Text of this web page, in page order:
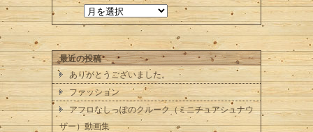
最近の投稿
ありがとうございました。
ファッション
アフロなしっぽのクルーク（ミニチュアシュナウ
ザー）動画集